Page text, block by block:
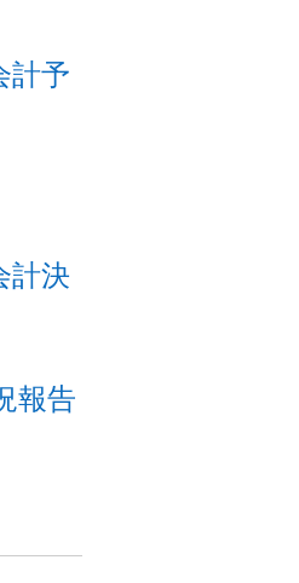
計予
計決
報告